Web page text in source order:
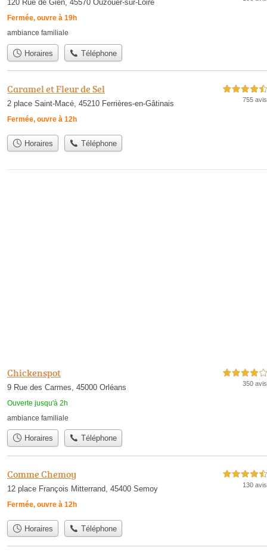
120 Rue de Gien, 45570 Ouzouer-sur-Loire
Fermée, ouvre à 19h
ambiance familiale
Horaires Téléphone
Caramel et Fleur de Sel
2 place Saint-Macé, 45210 Ferrières-en-Gâtinais
Fermée, ouvre à 12h
4,5 étoiles sur 5
755 avis
Horaires Téléphone
Chickenspot
9 Rue des Carmes, 45000 Orléans
Ouverte jusqu'à 2h
4,0 étoiles sur 5
350 avis
ambiance familiale
Horaires Téléphone
Comme Chemoy
12 place François Mitterrand, 45400 Semoy
Fermée, ouvre à 12h
4,5 étoiles sur 5
130 avis
Horaires Téléphone